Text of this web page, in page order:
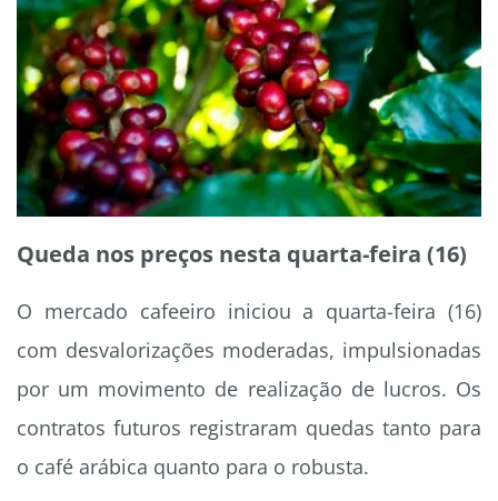
Queda nos preços nesta quarta-feira (16)
O mercado cafeeiro iniciou a quarta-feira (16)
com desvalorizações moderadas, impulsionadas
por um movimento de realização de lucros. Os
contratos futuros registraram quedas tanto para
o café arábica quanto para o robusta.